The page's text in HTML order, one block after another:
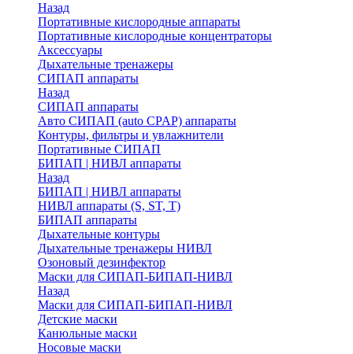
Назад
Портативные кислородные аппараты
Портативные кислородные концентраторы
Аксессуары
Дыхательные тренажеры
СИПАП аппараты
Назад
СИПАП аппараты
Aвто СИПАП (auto CPAP) аппараты
Контуры, фильтры и увлажнители
Портативные СИПАП
БИПАП | НИВЛ аппараты
Назад
БИПАП | НИВЛ аппараты
НИВЛ аппараты (S, ST, T)
БИПАП аппараты
Дыхательные контуры
Дыхательные тренажеры НИВЛ
Озоновый дезинфектор
Маски для СИПАП-БИПАП-НИВЛ
Назад
Маски для СИПАП-БИПАП-НИВЛ
Детские маски
Канюльные маски
Носовые маски